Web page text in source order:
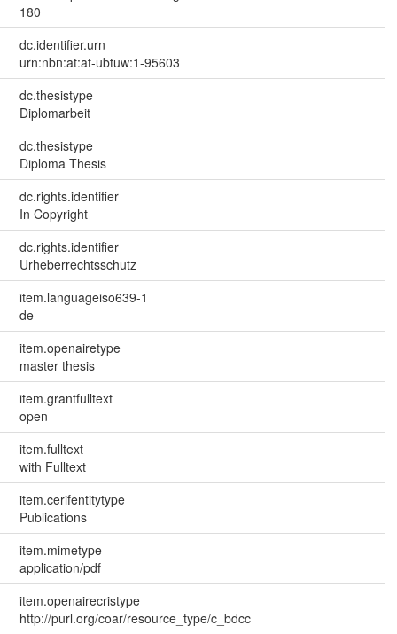
180
dc.identifier.urn
urn:nbn:at:at-ubtuw:1-95603
dc.thesistype
Diplomarbeit
dc.thesistype
Diploma Thesis
dc.rights.identifier
In Copyright
dc.rights.identifier
Urheberrechtsschutz
item.languageiso639-1
de
item.openairetype
master thesis
item.grantfulltext
open
item.fulltext
with Fulltext
item.cerifentitytype
Publications
item.mimetype
application/pdf
item.openairecristype
http://purl.org/coar/resource_type/c_bdcc